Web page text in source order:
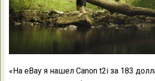
«На eBay я нашел Canon t2i за 183